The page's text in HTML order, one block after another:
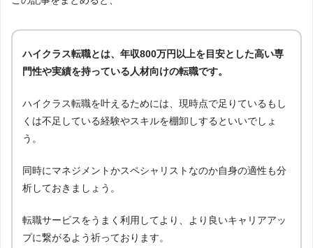
ハイクラス転職とは、年収800万円以上を目安とした高い専
門性や実績を持っている人材向けの転職です。
ハイクラス転職を叶えるためには、現時点で足りているもし
くは不足している経験やスキルを棚卸しするといいでしょ
う。
同時にマネジメントかスペシャリストなのか自身の適性も分
析しておきましょう。
転職サービスをうまく利用してより、より良いキャリアアッ
プに繋がるよう祈っております。